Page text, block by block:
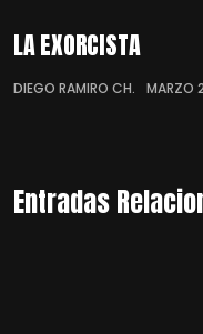
LA EXORCISTA
DIEGO RAMIRO CH. MARZO
Entradas